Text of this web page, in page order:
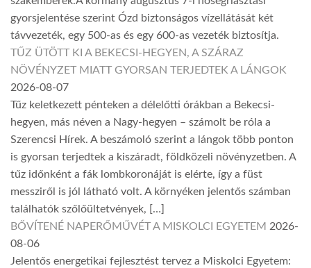
gyorsjelentése szerint Ózd biztonságos vízellátását két
távvezeték, egy 500-as és egy 600-as vezeték biztosítja.
TŰZ ÜTÖTT KI A BEKECSI-HEGYEN, A SZÁRAZ
NÖVÉNYZET MIATT GYORSAN TERJEDTEK A LÁNGOK
2026-08-07
Tűz keletkezett pénteken a délelőtti órákban a Bekecsi-
hegyen, más néven a Nagy-hegyen – számolt be róla a
Szerencsi Hírek. A beszámoló szerint a lángok több ponton
is gyorsan terjedtek a kiszáradt, földközeli növényzetben. A
tűz időnként a fák lombkoronáját is elérte, így a füst
messziről is jól látható volt. A környéken jelentős számban
találhatók szőlőültetvények, […]
BŐVÍTENÉ NAPERŐMŰVÉT A MISKOLCI EGYETEM 2026-
08-06
Jelentős energetikai fejlesztést tervez a Miskolci Egyetem: